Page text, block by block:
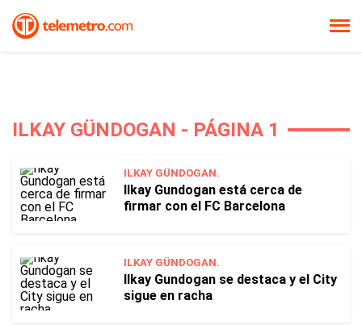
ILKAY GÜNDOGAN - PÁGINA 1
ILKAY GÜNDOGAN.
Ilkay Gundogan está cerca de
firmar con el FC Barcelona
ILKAY GÜNDOGAN.
Ilkay Gundogan se destaca y el City
sigue en racha